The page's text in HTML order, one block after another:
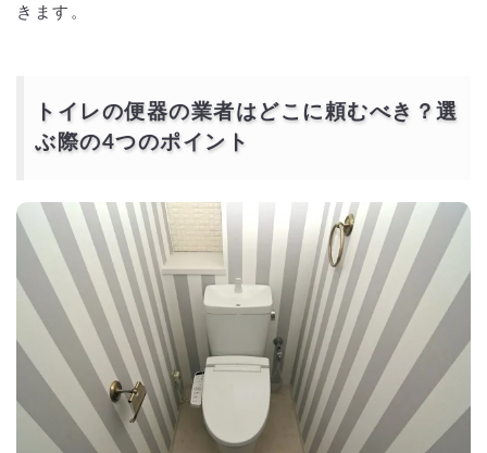
きます。
トイレの便器の業者はどこに頼むべき？選
ぶ際の4つのポイント